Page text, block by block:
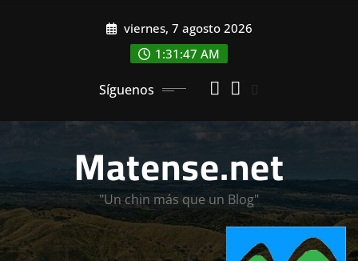
viernes, 7 agosto 2026
1:31:48 AM
Síguenos
Matense.net
"Un chin más que un Blog"